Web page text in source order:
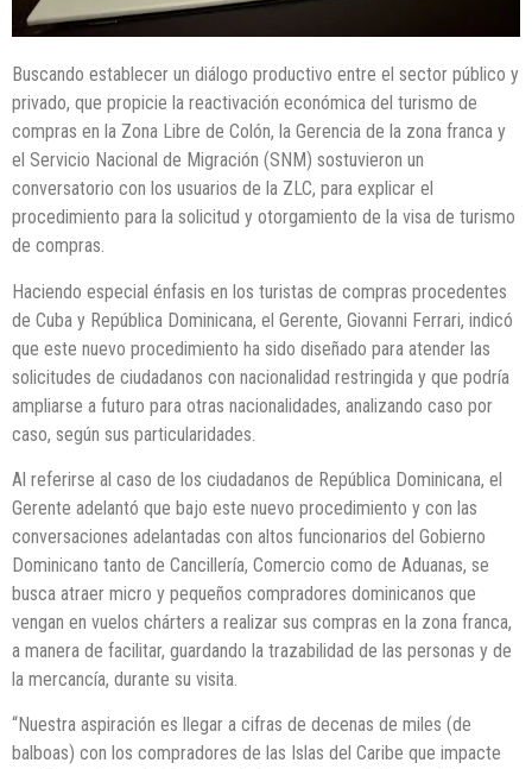
Buscando establecer un diálogo productivo entre el sector público y
privado, que propicie la reactivación económica del turismo de
compras en la Zona Libre de Colón, la Gerencia de la zona franca y
el Servicio Nacional de Migración (SNM) sostuvieron un
conversatorio con los usuarios de la ZLC, para explicar el
procedimiento para la solicitud y otorgamiento de la visa de turismo
de compras.
Haciendo especial énfasis en los turistas de compras procedentes
de Cuba y República Dominicana, el Gerente, Giovanni Ferrari, indicó
que este nuevo procedimiento ha sido diseñado para atender las
solicitudes de ciudadanos con nacionalidad restringida y que podría
ampliarse a futuro para otras nacionalidades, analizando caso por
caso, según sus particularidades.
Al referirse al caso de los ciudadanos de República Dominicana, el
Gerente adelantó que bajo este nuevo procedimiento y con las
conversaciones adelantadas con altos funcionarios del Gobierno
Dominicano tanto de Cancillería, Comercio como de Aduanas, se
busca atraer micro y pequeños compradores dominicanos que
vengan en vuelos chárters a realizar sus compras en la zona franca,
a manera de facilitar, guardando la trazabilidad de las personas y de
la mercancía, durante su visita.
“Nuestra aspiración es llegar a cifras de decenas de miles (de
balboas) con los compradores de las Islas del Caribe que impacte